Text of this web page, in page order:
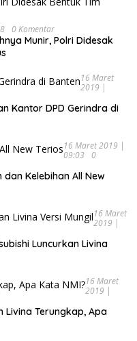
0 Komentar
Munir, Polri Didesak
16 Maret
2019 |
Kantor DPD Gerindra di
16 Maret 2019 |
09:03
0
dan Kelebihan All New
16 Maret
2019 |
Luncurkan Livina
16 Maret
2019 |
Livina Terungkap, Apa